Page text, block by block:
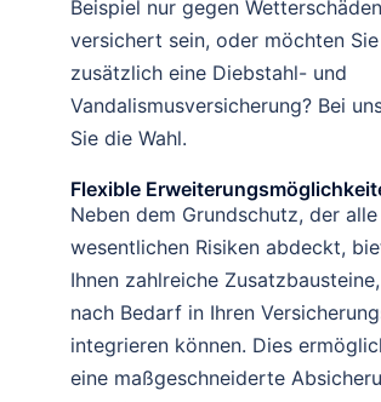
Beispiel nur gegen Wetterschäden
versichert sein, oder möchten Sie
zusätzlich eine Diebstahl- und
Vandalismusversicherung? Bei
Sie die Wahl.
Flexible
Neben dem Grundschutz, der alle
wesentlichen Risiken abdeckt,
Ihnen zahlreiche
nach Bedarf in Ihren
integrieren können. Dies
eine maßgeschneiderte